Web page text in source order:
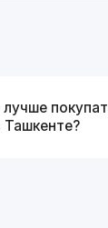
Ташкенте?